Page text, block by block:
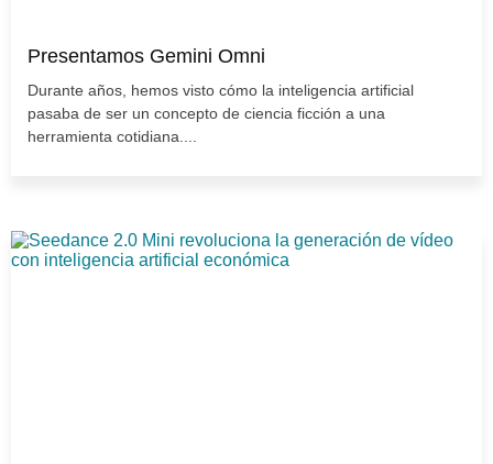
Presentamos Gemini Omni
Durante años, hemos visto cómo la inteligencia artificial
pasaba de ser un concepto de ciencia ficción a una
herramienta cotidiana....